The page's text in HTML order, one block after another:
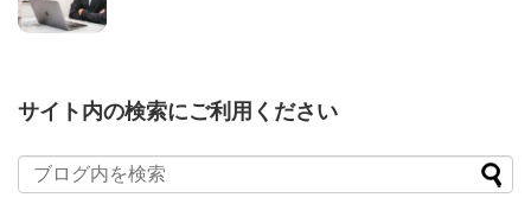
サイト内の検索にご利用ください